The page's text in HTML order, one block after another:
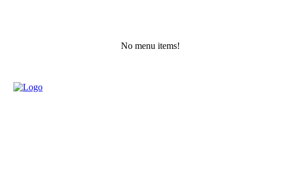
No menu items!